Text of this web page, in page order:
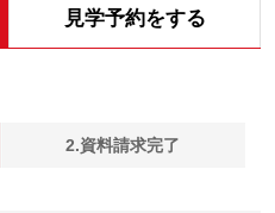
見学予約をする
2.資料請求完了